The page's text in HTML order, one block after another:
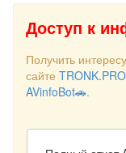
Доступ к
Получить
сайте TRONK.PRO
AVinfoBot🚗.